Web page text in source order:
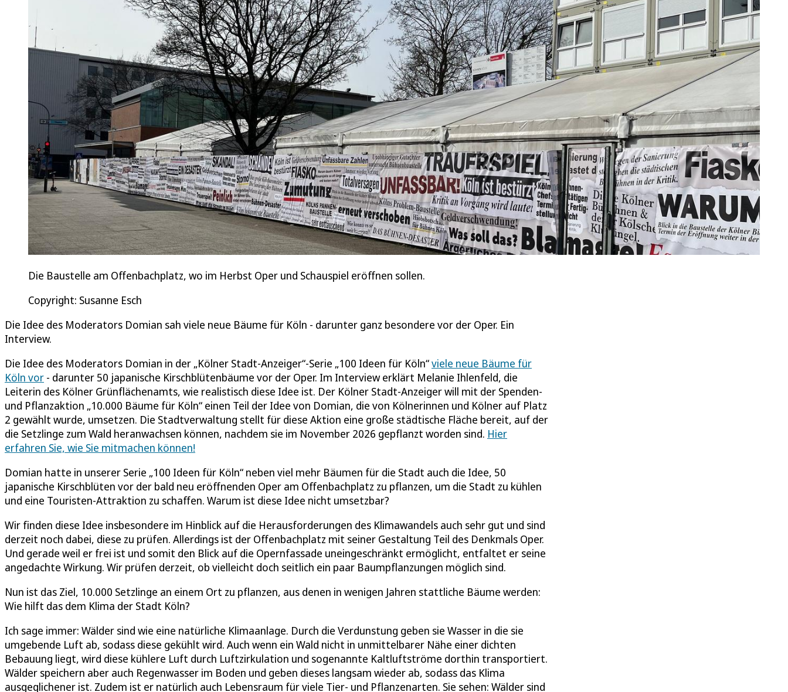
Die Baustelle am Offenbachplatz, wo im Herbst Oper und Schauspiel eröffnen sollen.
Copyright: Susanne Esch
Die Idee des Moderators Domian sah viele neue Bäume für Köln - darunter ganz besondere vor der Oper. Ein
Interview.
Die Idee des Moderators Domian in der „Kölner Stadt-Anzeiger“-Serie „100 Ideen für Köln“viele neue Bäume für
Köln vor - darunter 50 japanische Kirschblütenbäume vor der Oper. Im Interview erklärt Melanie Ihlenfeld, die
Leiterin des Kölner Grünflächenamts, wie realistisch diese Idee ist. Der Kölner Stadt-Anzeiger will mit der Spenden-
und Pflanzaktion „10.000 Bäume für Köln“ einen Teil der Idee von Domian, die von Kölnerinnen und Kölner auf Platz
2 gewählt wurde, umsetzen. Die Stadtverwaltung stellt für diese Aktion eine große städtische Fläche bereit, auf der
die Setzlinge zum Wald heranwachsen können, nachdem sie im November 2026 gepflanzt worden sind. Hier
erfahren Sie, wie Sie mitmachen können!
Domian hatte in unserer Serie „100 Ideen für Köln“ neben viel mehr Bäumen für die Stadt auch die Idee, 50
japanische Kirschblüten vor der bald neu eröffnenden Oper am Offenbachplatz zu pflanzen, um die Stadt zu kühlen
und eine Touristen-Attraktion zu schaffen. Warum ist diese Idee nicht umsetzbar?
Wir finden diese Idee insbesondere im Hinblick auf die Herausforderungen des Klimawandels auch sehr gut und sind
derzeit noch dabei, diese zu prüfen. Allerdings ist der Offenbachplatz mit seiner Gestaltung Teil des Denkmals Oper.
Und gerade weil er frei ist und somit den Blick auf die Opernfassade uneingeschränkt ermöglicht, entfaltet er seine
angedachte Wirkung. Wir prüfen derzeit, ob vielleicht doch seitlich ein paar Baumpflanzungen möglich sind.
Nun ist das Ziel, 10.000 Setzlinge an einem Ort zu pflanzen, aus denen in wenigen Jahren stattliche Bäume werden:
Wie hilft das dem Klima der Stadt Köln?
Ich sage immer: Wälder sind wie eine natürliche Klimaanlage. Durch die Verdunstung geben sie Wasser in die sie
umgebende Luft ab, sodass diese gekühlt wird. Auch wenn ein Wald nicht in unmittelbarer Nähe einer dichten
Bebauung liegt, wird diese kühlere Luft durch Luftzirkulation und sogenannte Kaltluftströme dorthin transportiert.
Wälder speichern aber auch Regenwasser im Boden und geben dieses langsam wieder ab, sodass das Klima
ausgeglichener ist. Zudem ist er natürlich auch Lebensraum für viele Tier- und Pflanzenarten. Sie sehen: Wälder sind